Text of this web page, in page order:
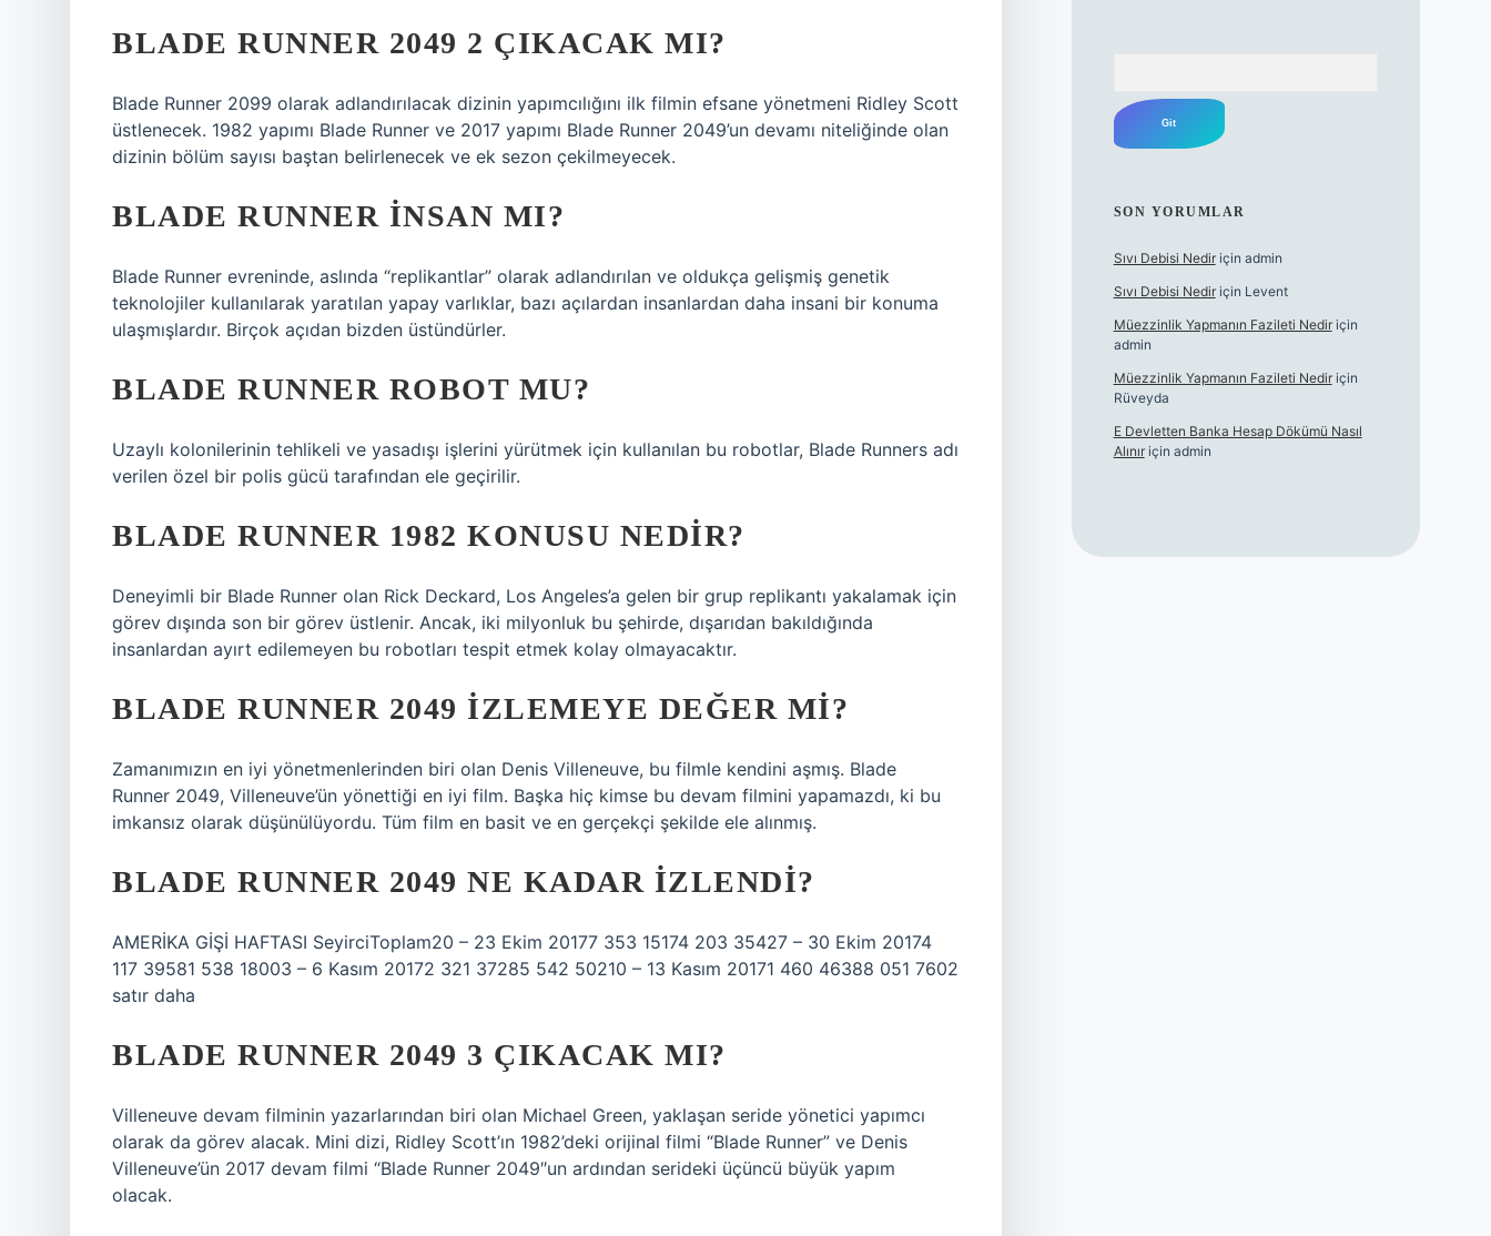
BLADE RUNNER 2049 2 ÇIKACAK MI?
Blade Runner 2099 olarak adlandırılacak dizinin yapımcılığını ilk filmin efsane yönetmeni Ridley Scott
üstlenecek. 1982 yapımı Blade Runner ve 2017 yapımı Blade Runner 2049’un devamı niteliğinde olan
dizinin bölüm sayısı baştan belirlenecek ve ek sezon çekilmeyecek.
BLADE RUNNER INSAN MI?
Blade Runner evreninde, aslında “replikantlar” olarak adlandırılan ve oldukça gelişmiş genetik
teknolojiler kullanılarak yaratılan yapay varlıklar, bazı açılardan insanlardan daha insani bir konuma
ulaşmışlardır. Birçok açıdan bizden üstündürler.
BLADE RUNNER ROBOT MU?
Uzaylı kolonilerinin tehlikeli ve yasadışı işlerini yürütmek için kullanılan bu robotlar, Blade Runners adı
verilen özel bir polis gücü tarafından ele geçirilir.
BLADE RUNNER 1982 KONUSU NEDIR?
Deneyimli bir Blade Runner olan Rick Deckard, Los Angeles’a gelen bir grup replikantı yakalamak için
görev dışında son bir görev üstlenir. Ancak, iki milyonluk bu şehirde, dışarıdan bakıldığında
insanlardan ayırt edilemeyen bu robotları tespit etmek kolay olmayacaktır.
BLADE RUNNER 2049 IZLEMEYE DEĞER MI?
Zamanımızın en iyi yönetmenlerinden biri olan Denis Villeneuve, bu filmle kendini aşmış. Blade
Runner 2049, Villeneuve’ün yönettiği en iyi film. Başka hiç kimse bu devam filmini yapamazdı, ki bu
imkansız olarak düşünülüyordu. Tüm film en basit ve en gerçekçi şekilde ele alınmış.
BLADE RUNNER 2049 NE KADAR IZLENDI?
AMERİKA GİŞİ HAFTASI SeyirciToplam20 – 23 Ekim 20177 353 15174 203 35427 – 30 Ekim 20174
117 39581 538 18003 – 6 Kasım 20172 321 37285 542 50210 – 13 Kasım 20171 460 46388 051 7602
satır daha
BLADE RUNNER 2049 3 ÇIKACAK MI?
Villeneuve devam filminin yazarlarından biri olan Michael Green, yaklaşan seride yönetici yapımcı
olarak da görev alacak. Mini dizi, Ridley Scott’ın 1982’deki orijinal filmi “Blade Runner” ve Denis
Villeneuve’ün 2017 devam filmi “Blade Runner 2049″un ardından serideki üçüncü büyük yapım
olacak.
SON YORUMLAR
Sıvı Debisi Nediriçin admin
Sıvı Debisi Nediriçin Levent
Müezzinlik Yapmanın Fazileti Nediriçin
admin
Müezzinlik Yapmanın Fazileti Nediriçin
Rüveyda
E Devletten Banka Hesap Dökümü Nasıl
Alınıriçin admin